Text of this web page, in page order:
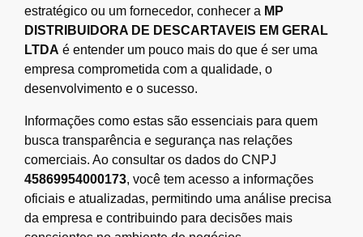
estratégico ou um fornecedor, conhecer a MP
DISTRIBUIDORA DE DESCARTAVEIS EM GERAL
LTDA é entender um pouco mais do que é ser uma
empresa comprometida com a qualidade, o
desenvolvimento e o sucesso.
Informações como estas são essenciais para quem
busca transparência e segurança nas relações
comerciais. Ao consultar os dados do CNPJ
45869954000173, você tem acesso a informações
oficiais e atualizadas, permitindo uma análise precisa
da empresa e contribuindo para decisões mais